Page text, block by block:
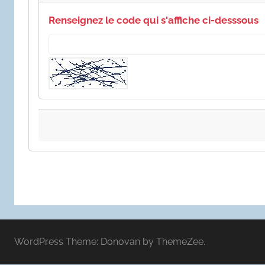
Renseignez le code qui s'affiche ci-desssous
WordPress Theme: Donovan by ThemeZee.